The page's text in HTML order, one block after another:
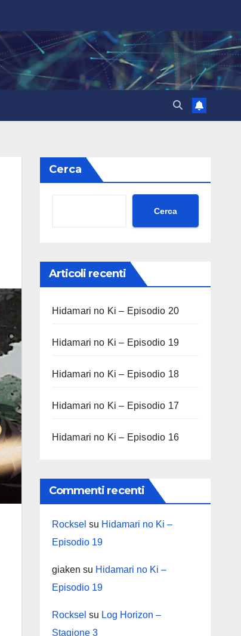
Cerca
Cerca
Articoli recenti
Hidamari no Ki – Episodio 20
Hidamari no Ki – Episodio 19
Hidamari no Ki – Episodio 18
Hidamari no Ki – Episodio 17
Hidamari no Ki – Episodio 16
Commenti recenti
Rocksel su Hidamari no Ki –
Episodio 19
giaken su Hidamari no Ki –
Episodio 19
Rocksel su Log Horizon –
Stagione 3